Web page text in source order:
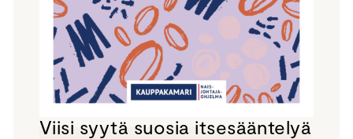
Viisi syytä suosia itsesääntelyä